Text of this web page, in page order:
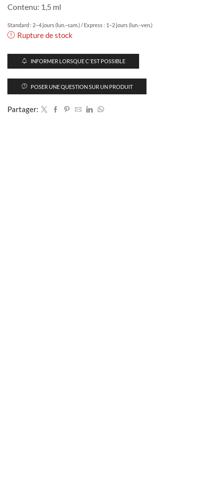
Contenu: 1,5 ml
Standard : 2–4 jours (lun.–sam.) / Express : 1–2 jours (lun.–ven.)
Rupture de stock
INFORMER LORSQUE C'EST POSSIBLE
POSER UNE QUESTION SUR UN PRODUIT
Partager: